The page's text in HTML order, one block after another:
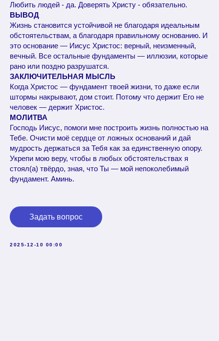
Любить людей - да. Доверять Христу - обязательно.
ВЫВОД
Жизнь становится устойчивой не благодаря идеальным
обстоятельствам, а благодаря правильному основанию. И
это основание — Иисус Христос: верный, неизменный,
вечный. Все остальные фундаменты — иллюзии, которые
рано или поздно разрушатся.
ЗАКЛЮЧИТЕЛЬНАЯ МЫСЛЬ
Когда Христос — фундамент твоей жизни, то даже если
штормы накрывают, дом стоит. Потому что держит Его не
человек — держит Христос.
МОЛИТВА
Господь Иисус, помоги мне построить жизнь полностью на
Тебе. Очисти моё сердце от ложных оснований и дай
мудрость держаться за Тебя как за единственную опору.
Укрепи мою веру, чтобы в любых обстоятельствах я
стоял(а) твёрдо, зная, что Ты — мой непоколебимый
фундамент. Аминь.
Задать вопрос
2025-12-10 00:00